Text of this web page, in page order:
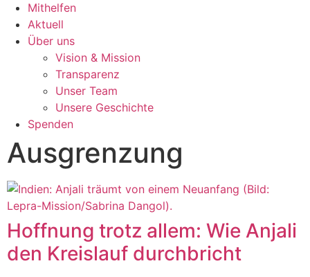
Mithelfen
Aktuell
Über uns
Vision & Mission
Transparenz
Unser Team
Unsere Geschichte
Spenden
Ausgrenzung
Hoffnung trotz allem: Wie Anjali
den Kreislauf durchbricht